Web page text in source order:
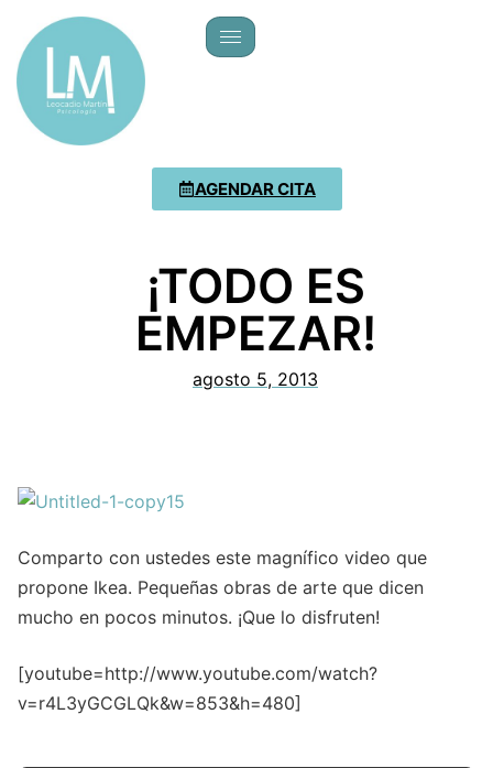
AGENDAR CITA
¡TODO ES
EMPEZAR!
agosto 5, 2013
Comparto con ustedes este magnífico video que
propone Ikea. Pequeñas obras de arte que dicen
mucho en pocos minutos. ¡Que lo disfruten!
[youtube=http://www.youtube.com/watch?
v=r4L3yGCGLQk&w=853&h=480]